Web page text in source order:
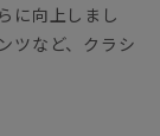
に向上しまし
ツなど、クラシ